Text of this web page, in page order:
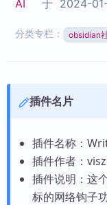
AI 于 2024-
分类专栏： obsidian
插件名片
插件名称：
插件作者：
插件说明：这
标的网络钩子